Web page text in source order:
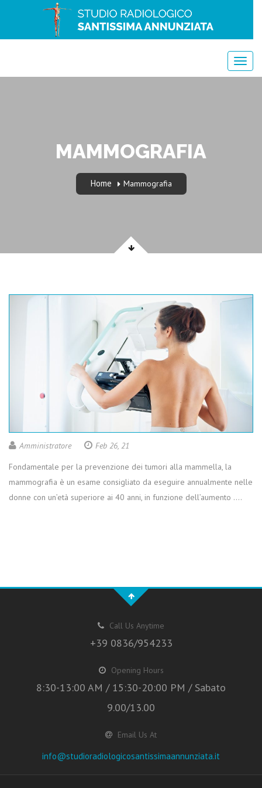
MAMMOGRAFIA
Home Mammografia
Amministratore
Feb 26, 21
Fondamentale per la prevenzione dei tumori alla mammella, la
mammografia è un esame consigliato da eseguire annualmente nelle
donne con un’età superiore ai 40 anni, in funzione dell’aumento ….
Call Us Anytime
+39 0836/954233
Opening Hours
8:30-13:00 AM / 15:30-20:00 PM / Sabato
9.00/13.00
Email Us At
info@studioradiologicosantissimaannunziata.it